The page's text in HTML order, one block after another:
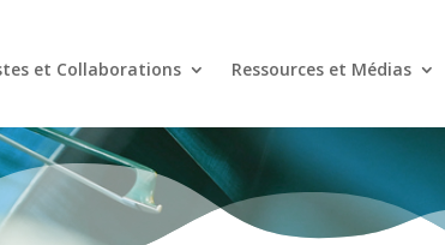
et Collaborations Ressources et Médias